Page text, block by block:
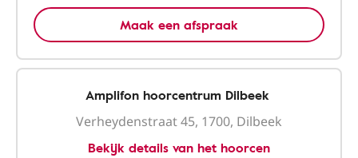
Maak een afspraak
Amplifon hoorcentrum Dilbeek
Verheydenstraat 45, 1700, Dilbeek
Bekijk details van het hoorcen